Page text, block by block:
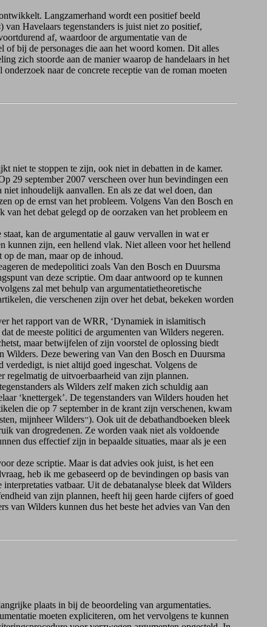
Langzamerhand wordt een positief beeld
) van Havelaars tegenstanders is juist niet zo positief,
af, waardoor de argumentatie van de
of bij de personages die aan het woord komen. Dit alles
zich stoorde aan de manier waarop de handelaars in het
naar de concrete receptie van de roman moeten
niet te stoppen te zijn, ook niet in debatten in de kamer.
29 september 2007 verscheen over hun bevindingen een
inhoudelijk aanvallen. En als ze dat wel doen, dan
op de ernst van het probleem. Volgens Van den Bosch en
het debat gelegd op de oorzaken van het probleem en
kan de argumentatie al gauw vervallen in wat er
kunnen zijn, een hellend vlak. Niet alleen voor het hellend
de man, maar op de inhoud.
de medepolitici zoals Van den Bosch en Duursma
van deze scriptie. Om daar antwoord op te kunnen
zal met behulp van argumentatietheoretische
die verschenen zijn over het debat, bekeken worden
het rapport van de WRR, ‘Dynamiek in islamitisch
de meeste politici de argumenten van Wilders negeren.
maar betwijfelen of zijn voorstel de oplossing biedt
Wilders. Deze bewering van Van den Bosch en Duursma
is niet altijd goed ingeschat. Volgens de
regelmatig de uitvoerbaarheid van zijn plannen.
als Wilders zelf maken zich schuldig aan
‘knettergek’. De tegenstanders van Wilders houden het
die op 7 september in de krant zijn verschenen, kwam
mijnheer Wilders’’). Ook uit de debathandboeken bleek
van drogredenen. Ze worden vaak niet als voldoende
dus effectief zijn in bepaalde situaties, maar als je een
deze scriptie. Maar is dat advies ook juist, is het een
heb ik me gebaseerd op de bevindingen op basis van
vatbaar. Uit de debatanalyse bleek dat Wilders
van zijn plannen, heeft hij geen harde cijfers of goed
van Wilders kunnen dus het beste het advies van Van den
plaats in bij de beoordeling van argumentaties.
moeten expliciteren, om het vervolgens te kunnen